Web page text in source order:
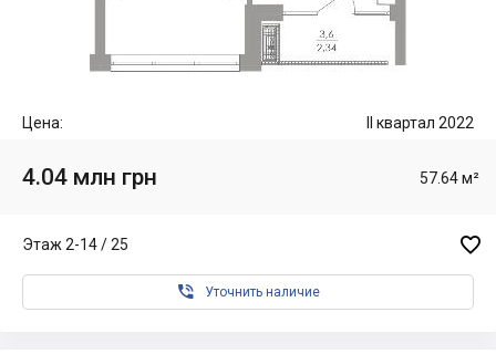
Цена: II квартал 2022
4.04 млн грн 57.64 м²
Этаж 2-14 / 25 
 Уточнить наличие